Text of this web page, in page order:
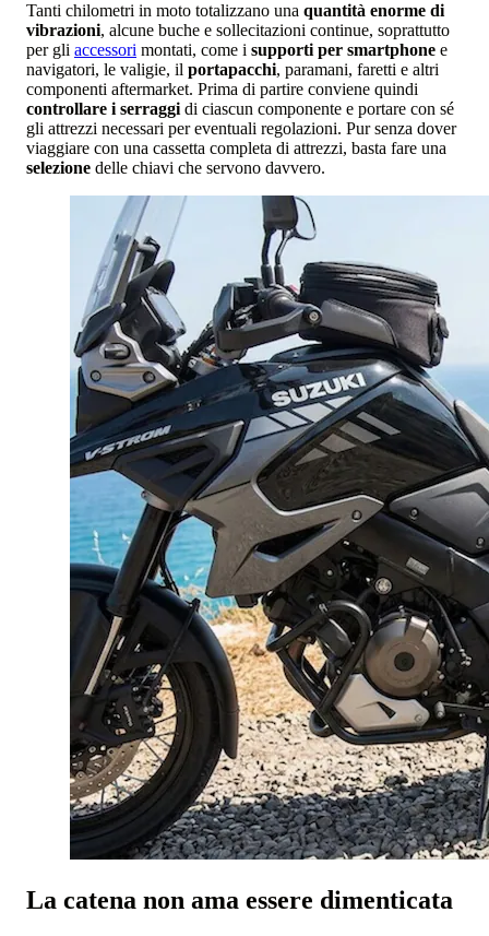
Tanti chilometri in moto totalizzano una quantità enorme di
vibrazioni, alcune buche e sollecitazioni continue, soprattutto
per gli accessori montati, come i supporti per smartphone e
navigatori, le valigie, il portapacchi, paramani, faretti e altri
componenti aftermarket. Prima di partire conviene quindi
controllare i serraggidi ciascun componente e portare con sé
gli attrezzi necessari per eventuali regolazioni. Pur senza dover
viaggiare con una cassetta completa di attrezzi, basta fare una
selezione delle chiavi che servono davvero.
La catena non ama essere dimenticata